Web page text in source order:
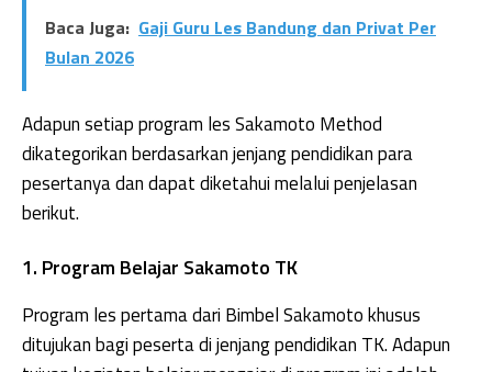
Baca Juga: Gaji Guru Les Bandung dan Privat Per
Bulan 2026
Adapun setiap program les Sakamoto Method
dikategorikan berdasarkan jenjang pendidikan para
pesertanya dan dapat diketahui melalui penjelasan
berikut.
1. Program Belajar Sakamoto TK
Program les pertama dari Bimbel Sakamoto khusus
ditujukan bagi peserta di jenjang pendidikan TK. Adapun